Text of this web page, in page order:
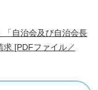
自治会及び自治会長
求 [PDFファイル／